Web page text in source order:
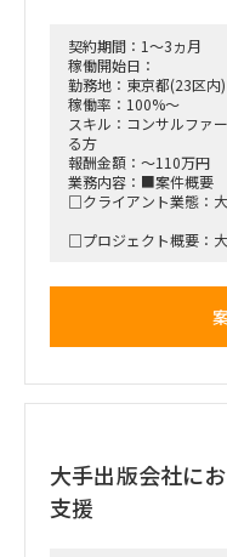
契約期間：1～3ヵ月
稼働開始日：
勤務地：東京都(23区内)
稼働率：100%～
スキル：コンサルファ
る方
報酬金額：～110万円
業務内容：■案件概要
□クライアント業態：
□プロジェクト概要：大
会議には参加必須：場
問の可能性もあります）
大手出版会社に
支援